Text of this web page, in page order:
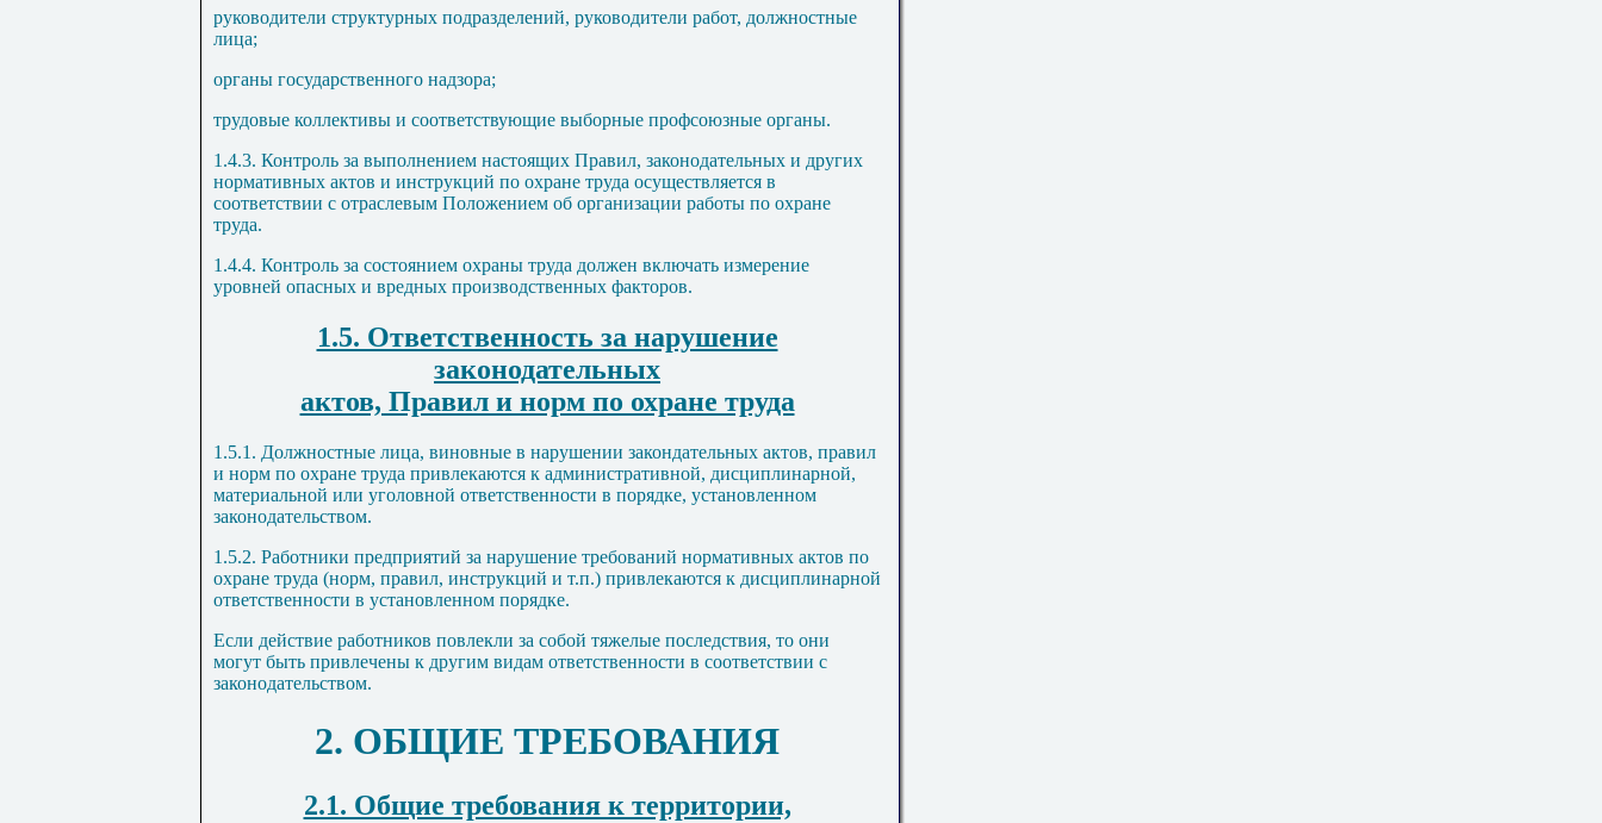
руководители структурных подразделений, руководители работ, должностные
лица;
органы государственного надзора;
трудовые коллективы и соответствующие выборные профсоюзные органы.
1.4.3. Контроль за выполнением настоящих Правил, законодательных и других
нормативных актов и инструкций по охране труда осуществляется в
соответствии с отраслевым Положением об организации работы по охране
труда.
1.4.4. Контроль за состоянием охраны труда должен включать измерение
уровней опасных и вредных производственных факторов.
1.5. Ответственность за нарушение
законодательных
актов, Правил и норм по охране труда
1.5.1. Должностные лица, виновные в нарушении закондательных актов, правил
и норм по охране труда привлекаются к административной, дисциплинарной,
материальной или уголовной ответственности в порядке, установленном
законодательством.
1.5.2. Работники предприятий за нарушение требований нормативных актов по
охране труда (норм, правил, инструкций и т.п.) привлекаются к дисциплинарной
ответственности в установленном порядке.
Если действие работников повлекли за собой тяжелые последствия, то они
могут быть привлечены к другим видам ответственности в соответствии с
законодательством.
2. ОБЩИЕ ТРЕБОВАНИЯ
2.1. Общие требования к территории,